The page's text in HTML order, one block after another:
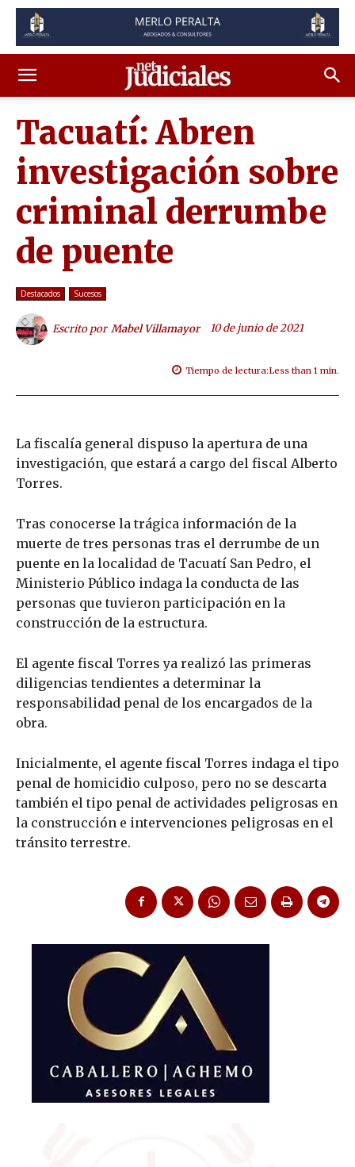
Tacuatí: Abren
investigación sobre
criminal derrumbe
de puente
Destacados Sucesos
Escrito por Mabel Villamayor 10 de junio de 2021
Tiempo de lectura:Less than 1 min.
La fiscalía general dispuso la apertura de una
investigación, que estará a cargo del fiscal Alberto
Torres.
Tras conocerse la trágica información de la
muerte de tres personas tras el derrumbe de un
puente en la localidad de Tacuatí San Pedro, el
Ministerio Público indaga la conducta de las
personas que tuvieron participación en la
construcción de la estructura.
El agente fiscal Torres ya realizó las primeras
diligencias tendientes a determinar la
responsabilidad penal de los encargados de la
obra.
Inicialmente, el agente fiscal Torres indaga el tipo
penal de homicidio culposo, pero no se descarta
también el tipo penal de actividades peligrosas en
la construcción e intervenciones peligrosas en el
tránsito terrestre.